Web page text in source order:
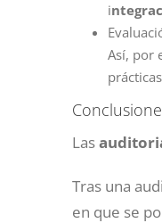
i
Así, por
Las
Tras una
en que se